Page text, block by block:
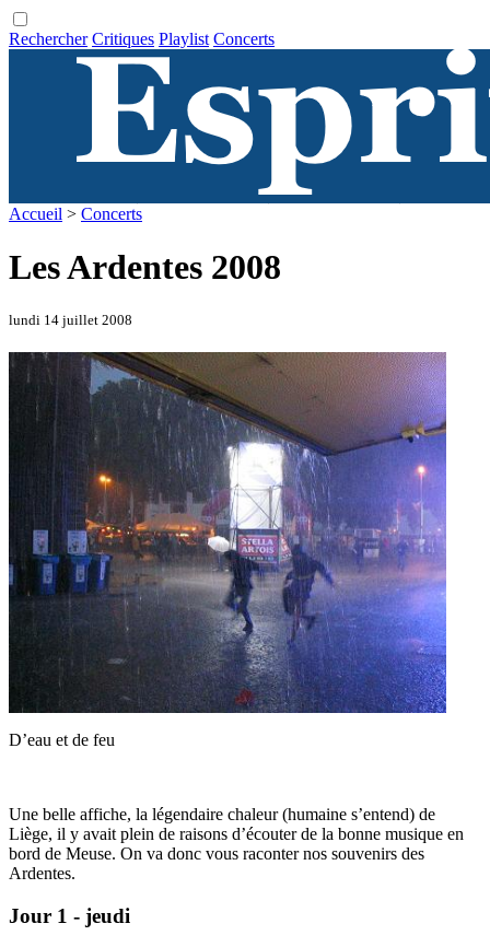
Rechercher Critiques Playlist Concerts
Accueil > Concerts
Les Ardentes 2008
lundi 14 juillet 2008
D’eau et de feu
Une belle affiche, la légendaire chaleur (humaine s’entend) de
Liège, il y avait plein de raisons d’écouter de la bonne musique en
bord de Meuse. On va donc vous raconter nos souvenirs des
Ardentes.
Jour 1 - jeudi